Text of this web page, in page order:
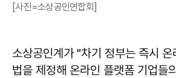
[사진=소상공인연합회]
소상공인계가 "차기 정부는 즉시
법을 제정해 온라인 플랫폼 기업들